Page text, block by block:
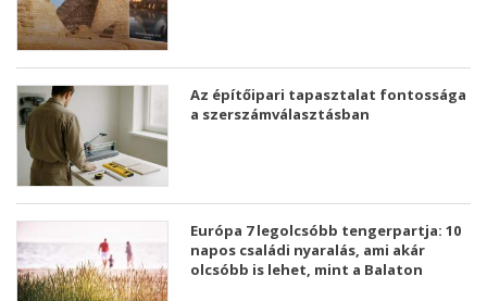
Az építőipari tapasztalat fontossága
a szerszámválasztásban
Európa 7 legolcsóbb tengerpartja: 10
napos családi nyaralás, ami akár
olcsóbb is lehet, mint a Balaton